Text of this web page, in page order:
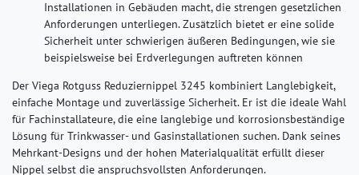
Installationen in Gebäuden macht, die strengen gesetzlichen
Anforderungen unterliegen. Zusätzlich bietet er eine solide
Sicherheit unter schwierigen äußeren Bedingungen, wie sie
beispielsweise bei Erdverlegungen auftreten können
Der Viega Rotguss Reduziernippel 3245 kombiniert Langlebigkeit,
einfache Montage und zuverlässige Sicherheit. Er ist die ideale Wahl
für Fachinstallateure, die eine langlebige und korrosionsbeständige
Lösung für Trinkwasser- und Gasinstallationen suchen. Dank seines
Mehrkant-Designs und der hohen Materialqualität erfüllt dieser
Nippel selbst die anspruchsvollsten Anforderungen.